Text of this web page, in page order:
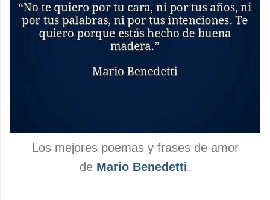
Los mejores poemas y frases de amor
de Mario Benedetti.